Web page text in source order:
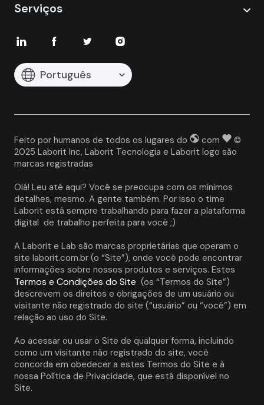
Serviços
Português
Feito por humanos de todos os lugares do com
©
2025 Laborit Inc, Laborit Tecnologia e Laborit logo são
marcas registradas
Olá! Leu até aqui? Você se preocupa com os mínimos
detalhes, mesmo. A gente também. Por isso o time
Laborit está sempre trabalhando para fazer a plataforma
digital  de trabalho perfeita para você ;)
A Laborit e Lab são marcas proprietárias que operam o
site laborit.com.br (o “Site”), onde você pode encontrar
informações sobre nossos produtos e serviços. Estes
Termos e Condições do Site (os “Termos do Site”)
descrevem os direitos e obrigações de um usuário ou
visitante não registrado do site (“usuário” ou “você”) em
relação ao uso do Site.
Ao acessar ou usar o Site de qualquer forma, incluindo
como um visitante não registrado do site, você
concorda em obedecer a estes Termos do Site e à
nossa Política de Privacidade, que está disponível no
Site.